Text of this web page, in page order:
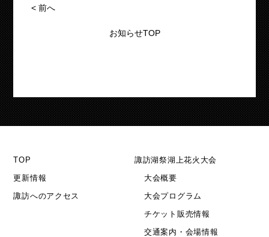
<前へ
お知らせTOP
TOP
更新情報
諏訪へのアクセス
諏訪湖祭湖上花火大会
大会概要
大会プログラム
チケット販売情報
交通案内・会場情報